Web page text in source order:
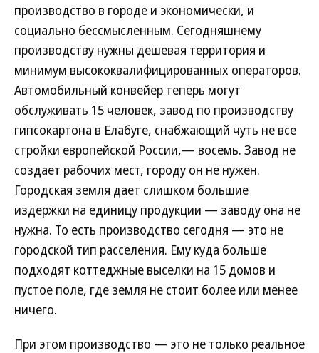
производство в городе и экономически, и
социально бессмысленным. Сегодняшнему
производству нужны дешевая территория и
минимум высококвалифицированных операторов.
Автомобильный конвейер теперь могут
обслуживать 15 человек, завод по производству
гипсокартона в Елабуге, снабжающий чуть не все
стройки европейской России,— восемь. Завод не
создает рабочих мест, городу он не нужен.
Городская земля дает слишком большие
издержки на единицу продукции — заводу она не
нужна. То есть производство сегодня — это не
городской тип расселения. Ему куда больше
подходят коттеджные выселки на 15 домов и
пустое поле, где земля не стоит более или менее
ничего.
При этом производство — это не только реальное